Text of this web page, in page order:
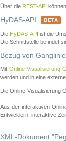
Über die REST-API
HyDAS-API BETA
Die HyDAS-API ist die
Die Schnittstelle befindet
Bezug von
MitOnline-Visualisierung
werden und in eine
Die Online-Visualisierung
Aus der interaktiven
Entwicklern, interaktive
XML-Dokument